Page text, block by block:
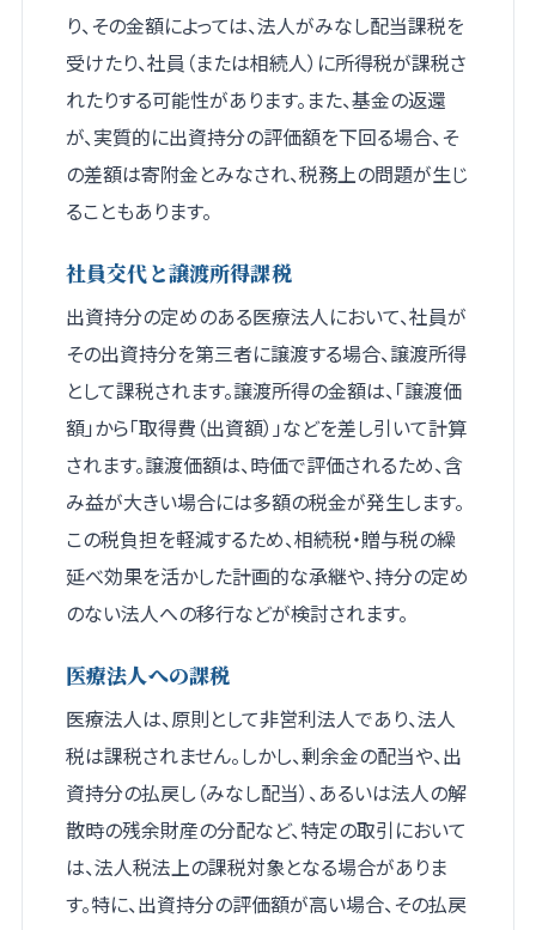
り、その金額によっては、法人がみなし配当課税を
受けたり、社員（または相続人）に所得税が課税さ
れたりする可能性があります。また、基金の返還
が、実質的に出資持分の評価額を下回る場合、そ
の差額は寄附金とみなされ、税務上の問題が生じ
ることもあります。
社員交代と譲渡所得課税
出資持分の定めのある医療法人において、社員が
その出資持分を第三者に譲渡する場合、譲渡所得
として課税されます。譲渡所得の金額は、「譲渡価
額」から「取得費（出資額）」などを差し引いて計算
されます。譲渡価額は、時価で評価されるため、含
み益が大きい場合には多額の税金が発生します。
この税負担を軽減するため、相続税・贈与税の繰
延べ効果を活かした計画的な承継や、持分の定め
のない法人への移行などが検討されます。
医療法人への課税
医療法人は、原則として非営利法人であり、法人
税は課税されません。しかし、剰余金の配当や、出
資持分の払戻し（みなし配当）、あるいは法人の解
散時の残余財産の分配など、特定の取引において
は、法人税法上の課税対象となる場合がありま
す。特に、出資持分の評価額が高い場合、その払戻